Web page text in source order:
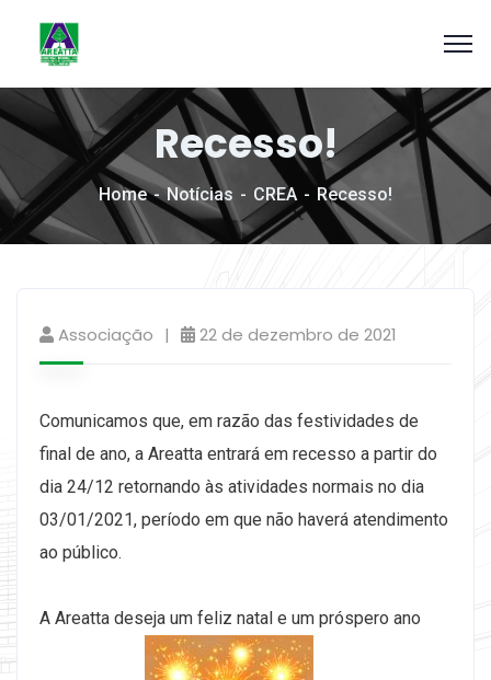
Recesso!
Home Notícias CREA Recesso!
Associação 22 de dezembro de 2021
Comunicamos que, em razão das festividades de
final de ano, a Areatta entrará em recesso a partir do
dia 24/12 retornando às atividades normais no dia
03/01/2021, período em que não haverá atendimento
ao público.
A Areatta deseja um feliz natal e um próspero ano